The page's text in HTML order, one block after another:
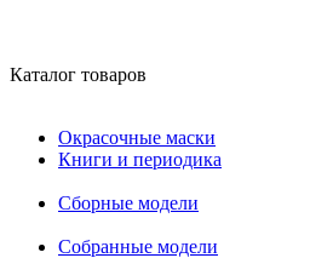
Каталог товаров
Окрасочные маски
Книги и периодика
Сборные модели
Собранные модели